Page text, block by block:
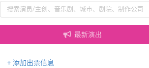
最新演出
+ 添加出票信息